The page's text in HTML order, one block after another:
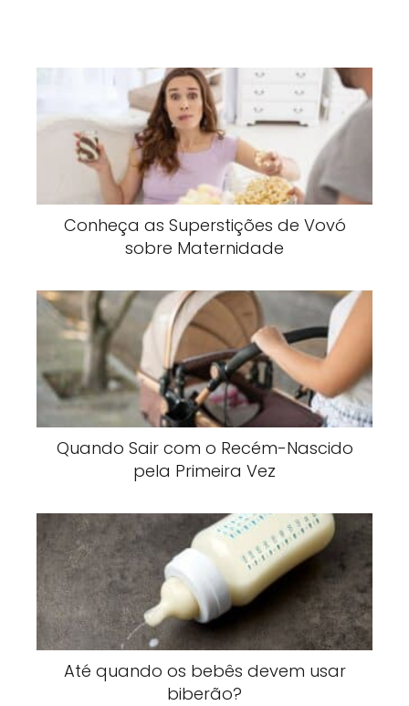
Conheça as Superstições de Vovó
sobre Maternidade
Quando Sair com o Recém-Nascido
pela Primeira Vez
Até quando os bebês devem usar
biberão?